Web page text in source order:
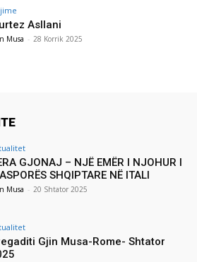
Asllani
Musa - 28 Korrik 2025
GJONAJ – NJË EMËR I NJOHUR I
SHQIPTARE NË ITALI
Musa - 20 Shtator 2025
Gjin Musa-Rome- Shtator